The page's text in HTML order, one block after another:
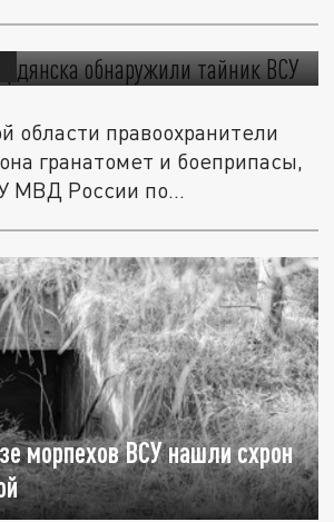
обнаружили
области правоохранители
гранатомет и боеприпасы,
МВД России по...
морпехов ВСУ нашли схрон